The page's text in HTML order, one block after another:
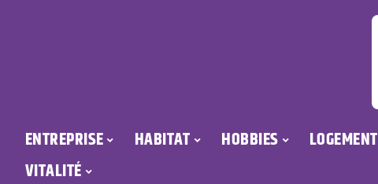
ENTREPRISE HABITAT HOBBIES LOGEMENT
VITALITÉ